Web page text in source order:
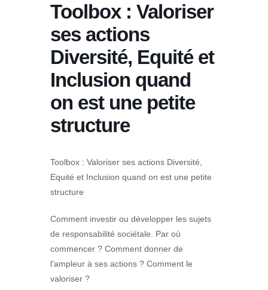
Toolbox : Valoriser
ses actions
Diversité, Equité et
Inclusion quand
on est une petite
structure
Toolbox : Valoriser ses actions Diversité,
Equité et Inclusion quand on est une petite
structure
Comment investir ou développer les sujets
de responsabilité sociétale. Par où
commencer ? Comment donner de
l’ampleur à ses actions ? Comment le
valoriser ?